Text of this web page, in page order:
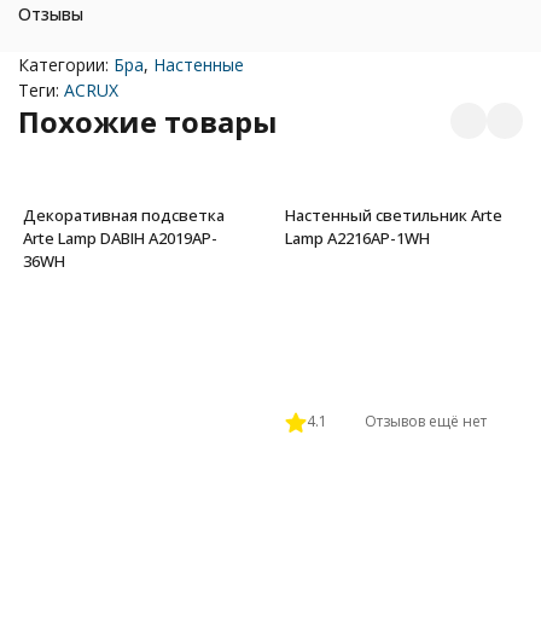
Отзывы
Категории: Бра, Настенные
Теги: ACRUX
Похожие товары
Декоративная подсветка
Arte Lamp DABIH A2019AP-
36WH
Настенный светильник Arte
Lamp A2216AP-1WH
4.1 Отзывов ещё нет